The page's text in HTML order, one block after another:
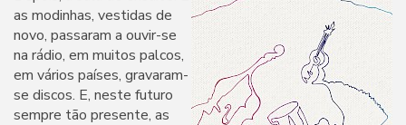
as modinhas, vestidas de
novo, passaram a ouvir-se
na rádio, em muitos palcos,
em vários países, gravaram-
se discos. E, neste futuro
sempre tão presente, as